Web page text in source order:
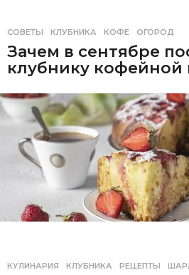
СОВЕТЫ КЛУБНИКА ,КОФЕ ,ОГОРОД
Зачем в сентябре
клубнику кофейной
КУЛИНАРИЯ КЛУБНИКА ,РЕЦЕПТЫ ,